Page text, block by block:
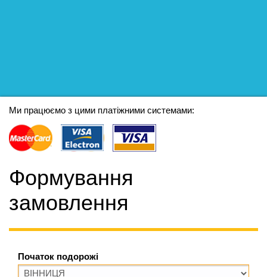
Ми працюємо з цими платіжними системами:
Формування
замовлення
Початок подорожі